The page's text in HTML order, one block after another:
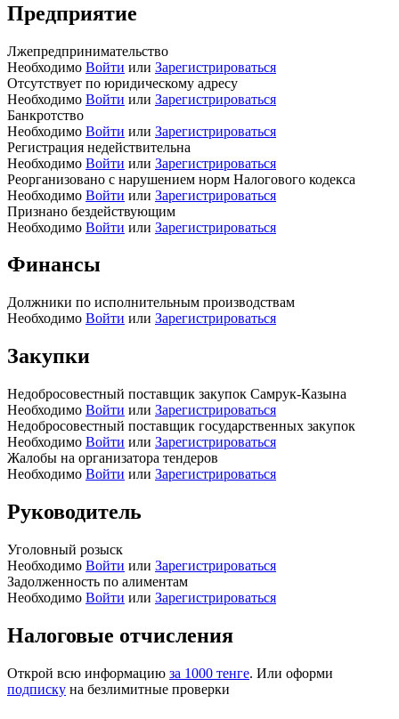
Предприятие
Лжепредпринимательство
Необходимо Войти или Зарегистрироваться
Отсутствует по юридическому адресу
Необходимо Войти или Зарегистрироваться
Банкротство
Необходимо Войти или Зарегистрироваться
Регистрация недействительна
Необходимо Войти или Зарегистрироваться
Реорганизовано с нарушением норм Налогового кодекса
Необходимо Войти или Зарегистрироваться
Признано бездействующим
Необходимо Войти или Зарегистрироваться
Финансы
Должники по исполнительным производствам
Необходимо Войти или Зарегистрироваться
Закупки
Недобросовестный поставщик закупок Самрук-Казына
Необходимо Войти или Зарегистрироваться
Недобросовестный поставщик государственных закупок
Необходимо Войти или Зарегистрироваться
Жалобы на организатора тендеров
Необходимо Войти или Зарегистрироваться
Руководитель
Уголовный розыск
Необходимо Войти или Зарегистрироваться
Задолженность по алиментам
Необходимо Войти или Зарегистрироваться
Налоговые отчисления
Открой всю информацию за 1000 тенге. Или оформи
подписку на безлимитные проверки